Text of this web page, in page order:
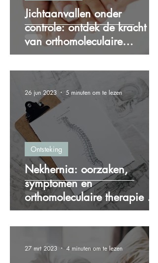
Jichtaanvallen onder
controle: ontdek de kracht
van orthomoleculaire
therapie bij jicht
Nekhernia: oorzaken,
symptomen en
orthomoleculaire therapie als
oplossing
Ontsteking
26 jun 2023 5 minuten om te lezen
27 mrt 2023 4 minuten om te lezen